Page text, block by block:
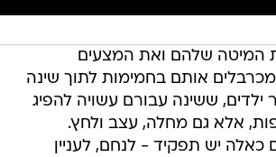
המיטה שלהם ואת המצעים
אותם בחמימות לתוך שינה
ילדים, ששינה עבורם עשויה להפיג
אלא גם מחלה, עצב ולחץ.
כאלה יש תפקיד - לנחם, לעניין